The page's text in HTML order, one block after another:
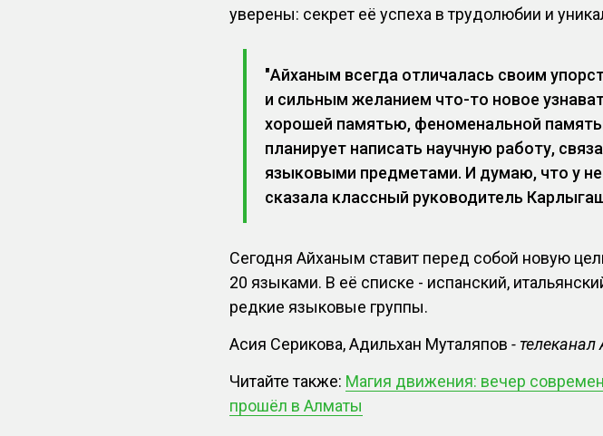
уверены: секрет её успеха в трудолюбии и
"Айханым всегда отличалась своим
и сильным желанием что-то новое
хорошей памятью, феноменальной
планирует написать научную работу,
языковыми предметами. И думаю, что у
сказала классный руководитель
Сегодня Айханым ставит перед собой новую
20 языками. В её списке - испанский,
редкие языковые группы.
Асия Серикова, Адильхан Муталяпов - телеканал
Читайте также: Магия движения: вечер
прошёл в Алматы